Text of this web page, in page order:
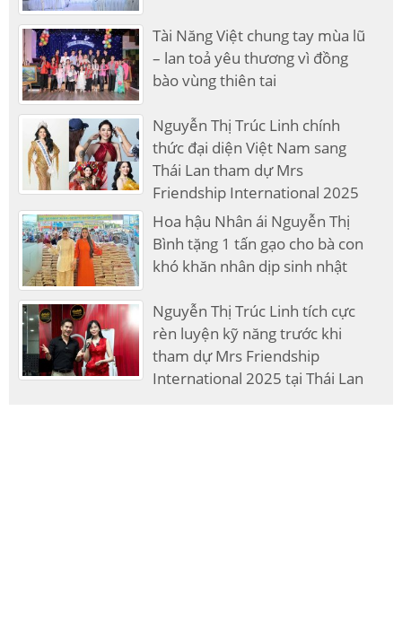
Tài Năng Việt chung tay mùa lũ
– lan toả yêu thương vì đồng
bào vùng thiên tai
Nguyễn Thị Trúc Linh chính
thức đại diện Việt Nam sang
Thái Lan tham dự Mrs
Friendship International 2025
Hoa hậu Nhân ái Nguyễn Thị
Bình tặng 1 tấn gạo cho bà con
khó khăn nhân dịp sinh nhật
Nguyễn Thị Trúc Linh tích cực
rèn luyện kỹ năng trước khi
tham dự Mrs Friendship
International 2025 tại Thái Lan